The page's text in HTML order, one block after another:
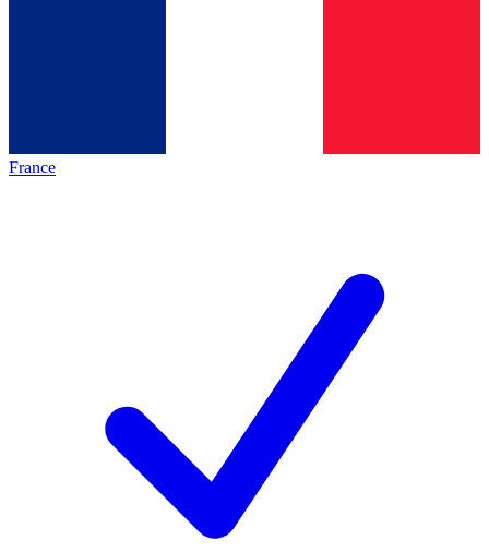
France